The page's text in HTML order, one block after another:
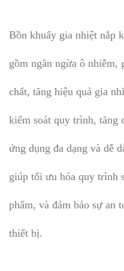
Bồn khuấy gia nhiệt nắp
gồm ngăn ngừa ô
chất, tăng hiệu quả gia
kiểm soát quy trình, tăng
ứng dụng đa dạng và dễ
giúp tối ưu hóa quy trình
phẩm, và đảm bảo sự an
thiết bị.